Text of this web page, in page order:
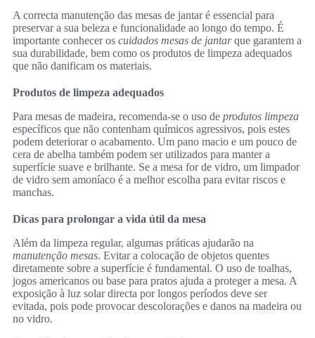
A correcta manutenção das mesas de jantar é essencial para
preservar a sua beleza e funcionalidade ao longo do tempo. É
importante conhecer os cuidados mesas de jantarque garantem a
sua durabilidade, bem como os produtos de limpeza adequados
que não danificam os materiais.
Produtos de limpeza adequados
Para mesas de madeira, recomenda-se o uso de produtos limpeza
específicos que não contenham químicos agressivos, pois estes
podem deteriorar o acabamento. Um pano macio e um pouco de
cera de abelha também podem ser utilizados para manter a
superfície suave e brilhante. Se a mesa for de vidro, um limpador
de vidro sem amoníaco é a melhor escolha para evitar riscos e
manchas.
Dicas para prolongar a vida útil da mesa
Além da limpeza regular, algumas práticas ajudarão na
manutenção mesas. Evitar a colocação de objetos quentes
diretamente sobre a superfície é fundamental. O uso de toalhas,
jogos americanos ou base para pratos ajuda a proteger a mesa. A
exposição à luz solar directa por longos períodos deve ser
evitada, pois pode provocar descolorações e danos na madeira ou
no vidro.